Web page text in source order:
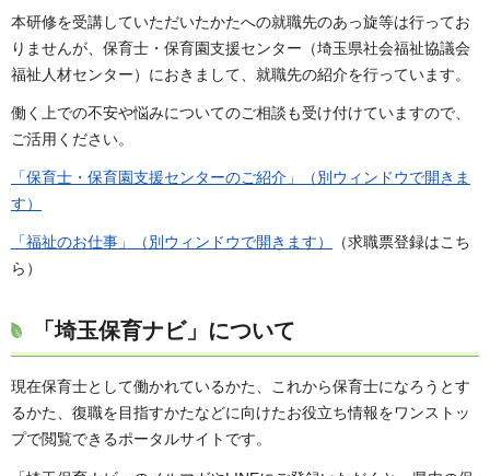
本研修を受講していただいたかたへの就職先のあっ旋等は行ってお
りませんが、保育士・保育園支援センター（埼玉県社会福祉協議会
福祉人材センター）におきまして、就職先の紹介を行っています。
働く上での不安や悩みについてのご相談も受け付けていますので、
ご活用ください。
「保育士・保育園支援センターのご紹介」（別ウィンドウで開きま
す）
「福祉のお仕事」（別ウィンドウで開きます）
（求職票登録はこち
ら）
「埼玉保育ナビ」について
現在保育士として働かれているかた、これから保育士になろうとす
るかた、復職を目指すかたなどに向けたお役立ち情報をワンストッ
プで閲覧できるポータルサイトです。